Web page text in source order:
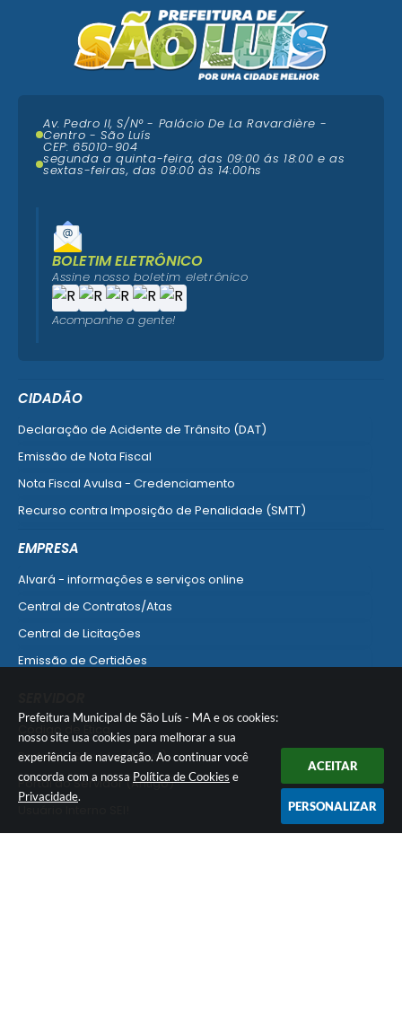
Prefeitura Municipal de São Luís - MA e os cookies:
nosso site usa cookies para melhorar a sua
experiência de navegação. Ao continuar você
concorda com a nossa Política de Cookies e
Privacidade.
ACEITAR
PERSONALIZAR
CIDADÃO
Declaração de Acidente de Trânsito (DAT)
Emissão de Nota Fiscal
Nota Fiscal Avulsa - Credenciamento
Recurso contra Imposição de Penalidade (SMTT)
EMPRESA
Alvará - informações e serviços online
Central de Contratos/Atas
Central de Licitações
Emissão de Certidões
Ver mais serviços para Empresa
Código de Ética
Portal do Servidor (Novo)
Portal do Servidor (Antigo)
SISCON
Av. Pedro II, S/N° - Palácio De La Ravardière -
Centro - São Luís
CEP: 65010-904
segunda a quinta-feira, das 09:00 ás 18:00 e as
sextas-feiras, das 09:00 às 14:00hs
BOLETIM ELETRÔNICO
Assine nosso boletim eletrônico
Acompanhe a gente!